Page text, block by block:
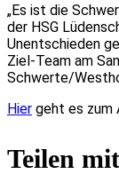
„Es ist die
der HSG
Unentschieden
Ziel-Team am
Schwerte/
Hier geht es zum
Teilen